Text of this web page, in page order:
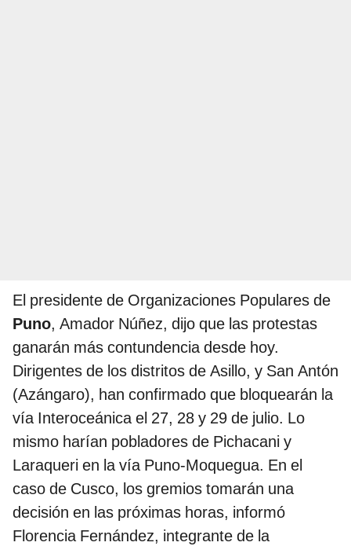
El presidente de Organizaciones Populares de
Puno, Amador Núñez, dijo que las protestas
ganarán más contundencia desde hoy.
Dirigentes de los distritos de Asillo, y San Antón
(Azángaro), han confirmado que bloquearán la
vía Interoceánica el 27, 28 y 29 de julio. Lo
mismo harían pobladores de Pichacani y
Laraqueri en la vía Puno-Moquegua. En el
caso de Cusco, los gremios tomarán una
decisión en las próximas horas, informó
Florencia Fernández, integrante de la